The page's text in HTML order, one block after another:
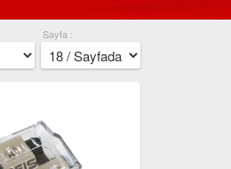
Sayfa :